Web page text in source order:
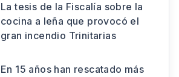
La tesis de la Fiscalía sobre la
cocina a leña que provocó el
gran incendio Trinitarias
En 15 años han rescatado más